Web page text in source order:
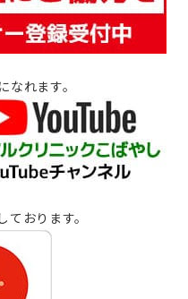
れます。
おります。